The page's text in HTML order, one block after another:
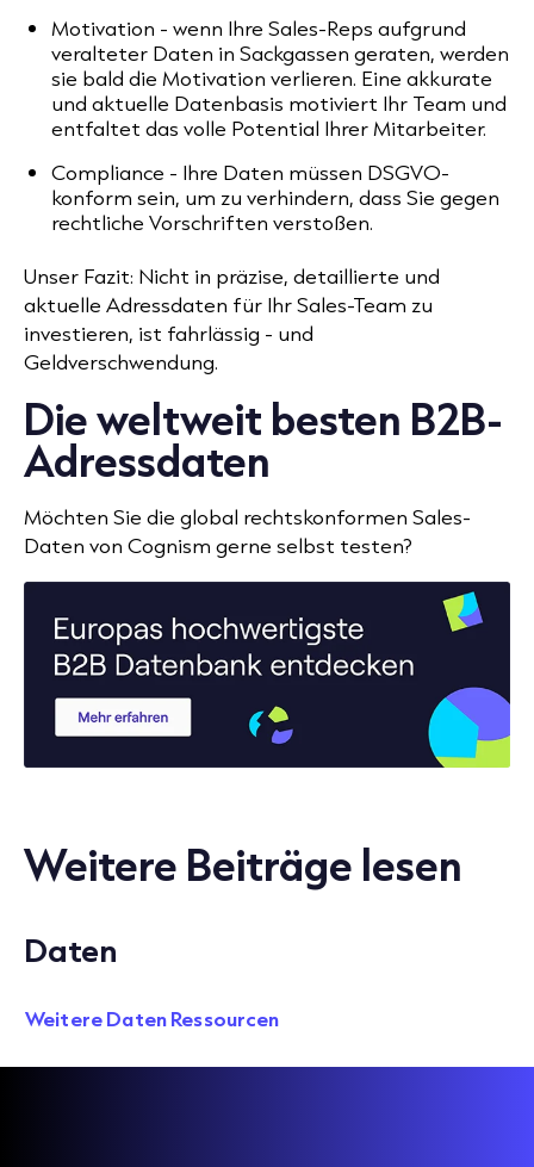
Motivation - wenn Ihre Sales-Reps aufgrund
veralteter Daten in Sackgassen geraten, werden
sie bald die Motivation verlieren. Eine akkurate
und aktuelle Datenbasis motiviert Ihr Team und
entfaltet das volle Potential Ihrer Mitarbeiter.
Compliance - Ihre Daten müssen DSGVO-
konform sein, um zu verhindern, dass Sie gegen
rechtliche Vorschriften verstoßen.
Unser Fazit: Nicht in präzise, detaillierte und
aktuelle Adressdaten für Ihr Sales-Team zu
investieren, ist fahrlässig - und
Geldverschwendung.
Die weltweit besten B2B-
Adressdaten
Möchten Sie die global rechtskonformen Sales-
Daten von Cognism gerne selbst testen?
Weitere Beiträge lesen
Daten
Weitere Daten Ressourcen